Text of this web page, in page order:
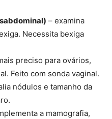
– examina
Necessita bexiga
preciso para ovários,
Feito com sonda vaginal.
nódulos e tamanho da
a mamografia,